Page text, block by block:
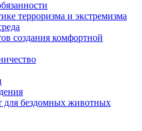
терроризма и экстремизма
создания комфортной
бездомных животных